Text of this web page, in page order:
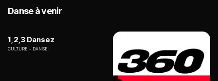
Danse à venir
1,2,3 Dansez
CULTURE DANSE